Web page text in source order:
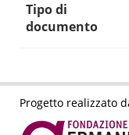
Tipo di
documento
Progetto realizzato